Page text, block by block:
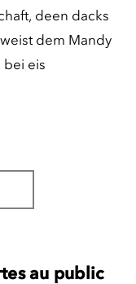
deen dacks
dem Mandy
bei eis
au public